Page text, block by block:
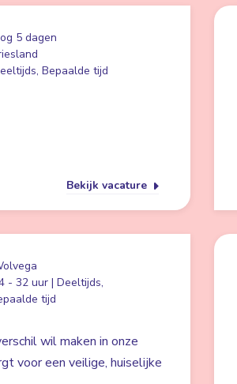
5 dagen
Bepaalde tijd
Bekijk vacature
- 32 uur | Deeltijds,
tijd
wil maken in onze
voor een veilige, huiselijke